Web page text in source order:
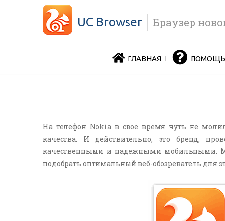
UC Browser Браузер
ГЛАВНАЯ ПОМОЩЬ
На телефон Nokia в свое время чуть не
качества. И действительно, это бренд,
качественными и надежными мобильными.
подобрать оптимальный веб-обозреватель для